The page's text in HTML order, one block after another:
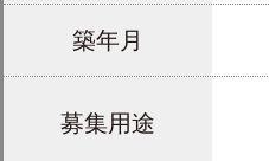
築年月
募集用途